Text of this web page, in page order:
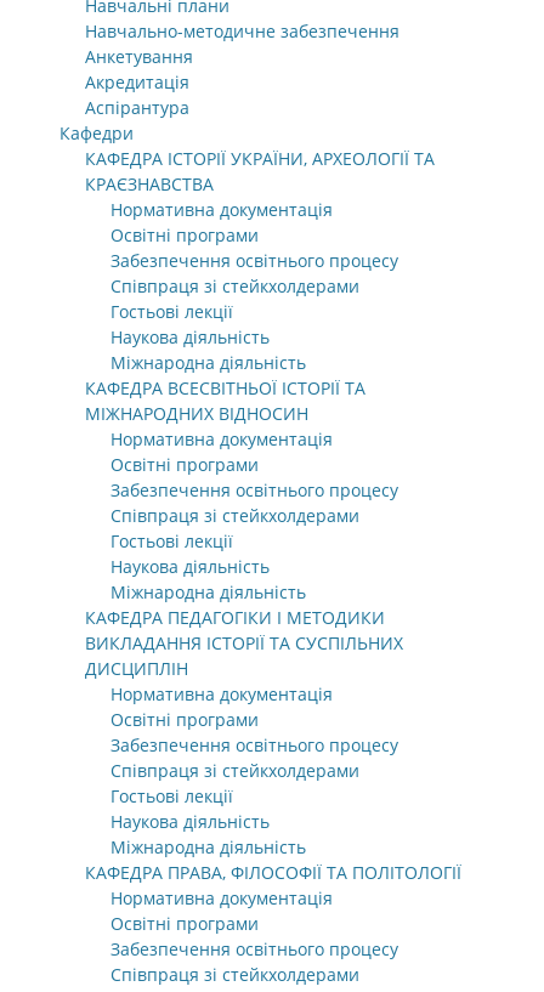
Навчальні плани
Навчально-методичне забезпечення
Анкетування
Акредитація
Аспірантура
Кафедри
КАФЕДРА ІСТОРІЇ УКРАЇНИ, АРХЕОЛОГІЇ ТА
КРАЄЗНАВСТВА
Нормативна документація
Освітні програми
Забезпечення освітнього процесу
Співпраця зі стейкхолдерами
Гостьові лекції
Наукова діяльність
Міжнародна діяльність
КАФЕДРА ВСЕСВІТНЬОЇ ІСТОРІЇ ТА
МІЖНАРОДНИХ ВІДНОСИН
Нормативна документація
Освітні програми
Забезпечення освітнього процесу
Співпраця зі стейкхолдерами
Гостьові лекції
Наукова діяльність
Міжнародна діяльність
КАФЕДРА ПЕДАГОГІКИ І МЕТОДИКИ
ВИКЛАДАННЯ ІСТОРІЇ ТА СУСПІЛЬНИХ
ДИСЦИПЛІН
Нормативна документація
Освітні програми
Забезпечення освітнього процесу
Співпраця зі стейкхолдерами
Гостьові лекції
Наукова діяльність
Міжнародна діяльність
КАФЕДРА ПРАВА, ФІЛОСОФІЇ ТА ПОЛІТОЛОГІЇ
Нормативна документація
Освітні програми
Забезпечення освітнього процесу
Співпраця зі стейкхолдерами